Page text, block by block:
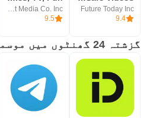
appsupport@karazahchannel.com
Future Today Inc
9.4
A Parent Media Co. Inc.
9.5
گزشتہ 24 گھنٹوں میں موسمی ایپس